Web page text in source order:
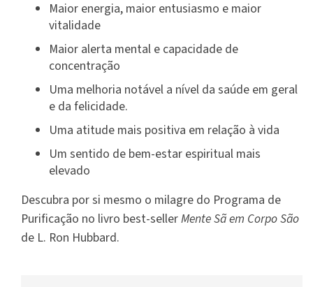
Maior energia, maior entusiasmo e maior
vitalidade
Maior alerta mental e capacidade de
concentração
Uma melhoria notável a nível da saúde em geral
e da felicidade.
Uma atitude mais positiva em relação à vida
Um sentido de bem-estar espiritual mais
elevado
Descubra por si mesmo o milagre do Programa de
Purificação no livro best-sellerMente Sã em Corpo São
de L. Ron Hubbard.